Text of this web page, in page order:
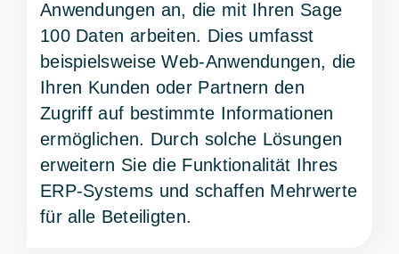
Anwendungen an, die mit Ihren Sage
100 Daten arbeiten. Dies umfasst
beispielsweise Web-Anwendungen, die
Ihren Kunden oder Partnern den
Zugriff auf bestimmte Informationen
ermöglichen. Durch solche Lösungen
erweitern Sie die Funktionalität Ihres
ERP-Systems und schaffen Mehrwerte
für alle Beteiligten.